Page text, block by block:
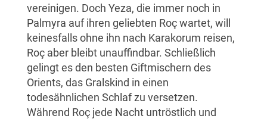
vereinigen. Doch Yeza, die immer noch in
Palmyra auf ihren geliebten Roç wartet, will
keinesfalls ohne ihn nach Karakorum reisen,
Roç aber bleibt unauffindbar. Schließlich
gelingt es den besten Giftmischern des
Orients, das Gralskind in einen
todesähnlichen Schlaf zu versetzen.
Während Roç jede Nacht untröstlich und